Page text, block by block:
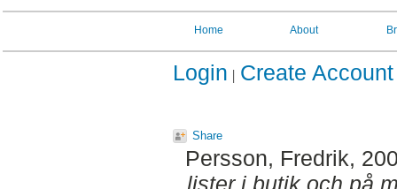
Home About
Login Create Account
Share
Persson, Fredrik,
lister i butik och på